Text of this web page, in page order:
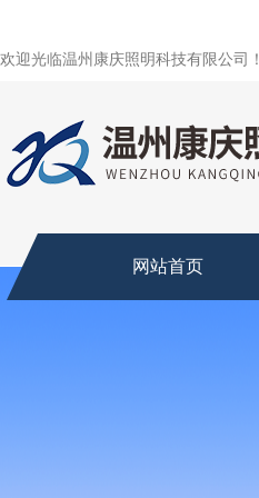
欢迎光临温州康庆照明科技有限公司！
网站首页